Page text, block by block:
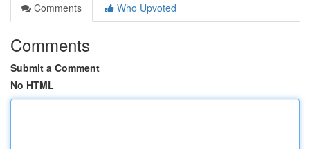
Comments
Who Upvoted
Comments
Submit a Comment
No HTML